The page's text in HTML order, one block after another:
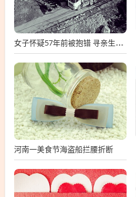
女子怀疑57年前被抱错 寻亲生父母
河南一美食节海盗船拦腰折断